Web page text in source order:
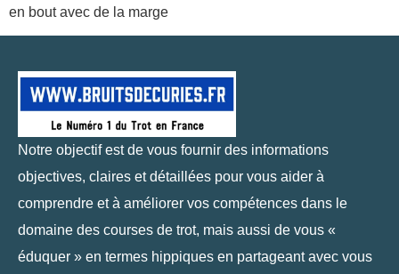
en bout avec de la marge
Notre objectif est de vous fournir des informations
objectives, claires et détaillées pour vous aider à
comprendre et à améliorer vos compétences dans le
domaine des courses de trot, mais aussi de vous «
éduquer » en termes hippiques en partageant avec vous